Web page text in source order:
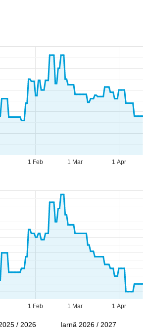
1 Feb 1 Mar 1 Apr
1 Feb 1 Mar 1 Apr
/ 2026 Iarnă 2026 / 2027